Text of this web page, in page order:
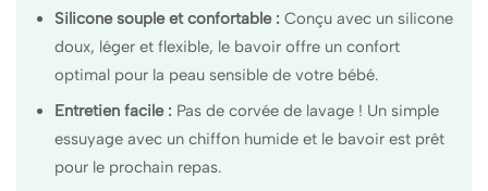
Silicone souple et confortable : Conçu avec un silicone
doux, léger et flexible, le bavoir offre un confort
optimal pour la peau sensible de votre bébé.
Entretien facile : Pas de corvée de lavage ! Un simple
essuyage avec un chiffon humide et le bavoir est prêt
pour le prochain repas.